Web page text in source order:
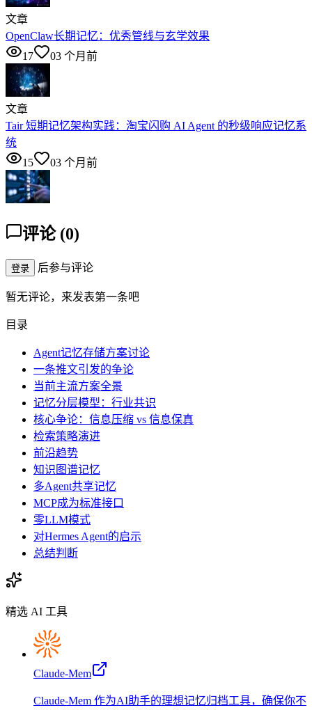
文章
OpenClaw长期记忆：优秀管线与玄学效果
17
03 个月前
文章
Tair 短期记忆架构实践：淘宝闪购 AI Agent 的秒级响应记忆系
统
15
03 个月前
评论 (0)
登录 后参与评论
暂无评论，来发表第一条吧
目录
Agent记忆存储方案讨论
一条推文引发的争论
当前主流方案全景
记忆分层模型：行业共识
核心争论：信息压缩 vs 信息保真
检索策略演进
前沿趋势
知识图谱记忆
多Agent共享记忆
MCP成为标准接口
零LLM模式
对Hermes Agent的启示
总结判断
精选 AI 工具
Claude-Mem
Claude-Mem 作为AI助手的理想记忆归档工具，确保你不